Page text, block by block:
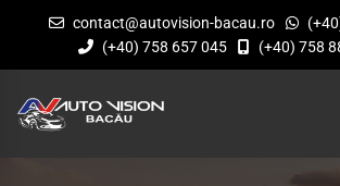
contact@autovision-bacau.ro
(+40) 758 657 045
(+40) 758